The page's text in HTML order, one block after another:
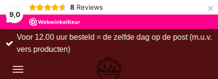
9,0
8 Reviews ×
Voor 12.00 uur besteld = de zelfde dag op de post (m.u.v.
vers producten)